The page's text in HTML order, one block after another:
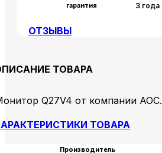
гарантия 3 года
ОТЗЫВЫ
ТОВАРА
Q27V4 от компании AOC.
ТОВАРА
Производитель